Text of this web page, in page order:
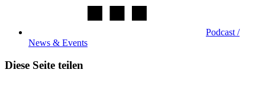
Podcast /
News & Events
Diese Seite teilen